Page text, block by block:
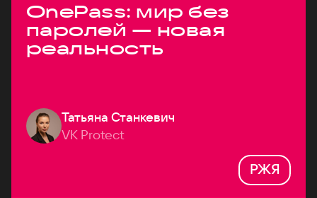
OnePass: мир без
паролей — новая
реальность
Татьяна Станкевич
VK Protect
РЖЯ